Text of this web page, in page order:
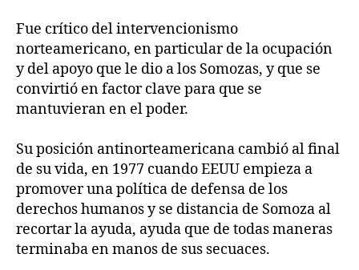
Fue crítico del intervencionismo
norteamericano, en particular de la ocupación
y del apoyo que le dio a los Somozas, y que se
convirtió en factor clave para que se
mantuvieran en el poder.
Su posición antinorteamericana cambió al final
de su vida, en 1977 cuando EEUU empieza a
promover una política de defensa de los
derechos humanos y se distancia de Somoza al
recortar la ayuda, ayuda que de todas maneras
terminaba en manos de sus secuaces.